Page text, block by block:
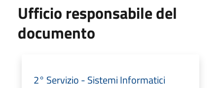
Ufficio responsabile del
documento
2° Servizio - Sistemi Informatici